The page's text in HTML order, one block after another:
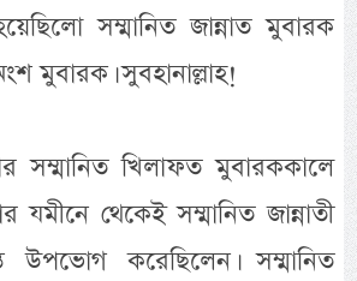
সম্মানিত জান্নাত মুবারক
মুবারক। সুবহানাল্লাহ!
সম্মানিত খিলাফত মুবারককালে
যমীনে থেকেই সম্মানিত জান্নাতী
উপভোগ করেছিলেন। সম্মানিত